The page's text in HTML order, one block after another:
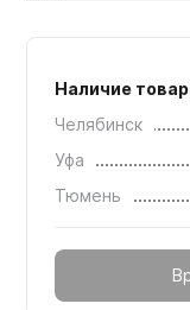
Наличие
Челябинск
Уфа
Тюмень